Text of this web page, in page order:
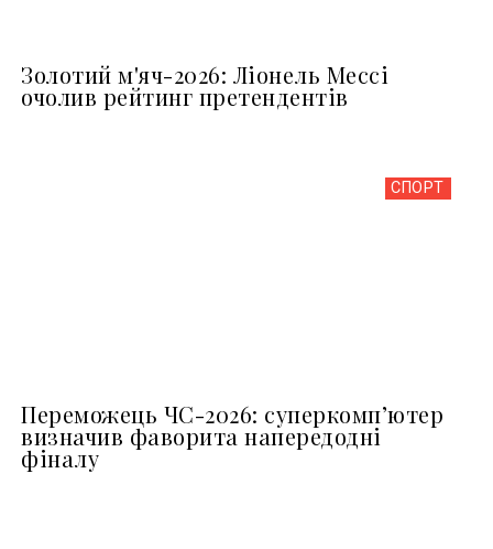
Золотий м'яч-2026: Ліонель Мессі
очолив рейтинг претендентів
СПОРТ
Переможець ЧС-2026: суперкомп’ютер
визначив фаворита напередодні
фіналу